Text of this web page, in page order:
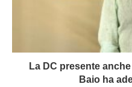
La DC presente
Baio ha